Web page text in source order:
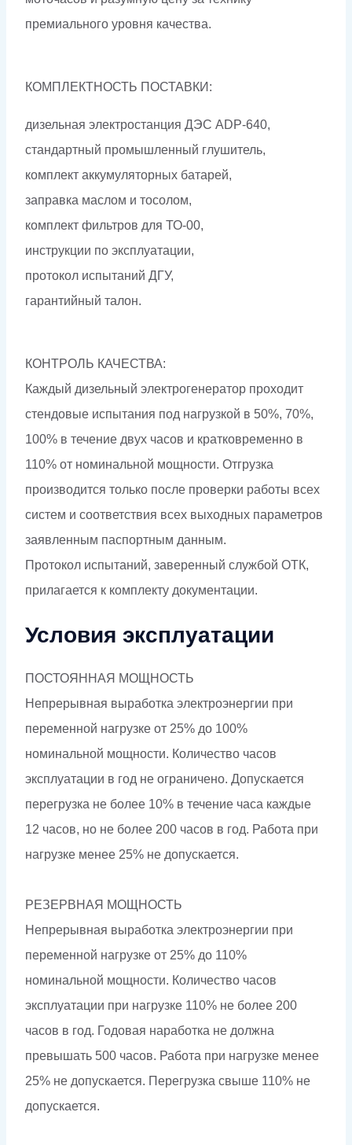
премиального уровня качества.
КОМПЛЕКТНОСТЬ ПОСТАВКИ:
дизельная электростанция ДЭС ADP-640,
стандартный промышленный глушитель,
комплект аккумуляторных батарей,
заправка маслом и тосолом,
комплект фильтров для ТО-00,
инструкции по эксплуатации,
протокол испытаний ДГУ,
гарантийный талон.
КОНТРОЛЬ КАЧЕСТВА:
Каждый дизельный электрогенератор проходит
стендовые испытания под нагрузкой в 50%, 70%,
100% в течение двух часов и кратковременно в
110% от номинальной мощности. Отгрузка
производится только после проверки работы всех
систем и соответствия всех выходных параметров
заявленным паспортным данным.
Протокол испытаний, заверенный службой ОТК,
прилагается к комплекту документации.
Условия эксплуатации
ПОСТОЯННАЯ МОЩНОСТЬ
Непрерывная выработка электроэнергии при
переменной нагрузке от 25% до 100%
номинальной мощности. Количество часов
эксплуатации в год не ограничено. Допускается
перегрузка не более 10% в течение часа каждые
12 часов, но не более 200 часов в год. Работа при
нагрузке менее 25% не допускается.
РЕЗЕРВНАЯ МОЩНОСТЬ
Непрерывная выработка электроэнергии при
переменной нагрузке от 25% до 110%
номинальной мощности. Количество часов
эксплуатации при нагрузке 110% не более 200
часов в год. Годовая наработка не должна
превышать 500 часов. Работа при нагрузке менее
25% не допускается. Перегрузка свыше 110% не
допускается.